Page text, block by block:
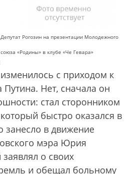
Депутат Рогозин на презентации Молодежного
союза «Родины» в клубе «Че Гевара»
с приходом к
Путина. Нет, сначала он
стал сторонником
быстро оказался в
занесло в движение
мэра Юрия
о своих
и обещал больному